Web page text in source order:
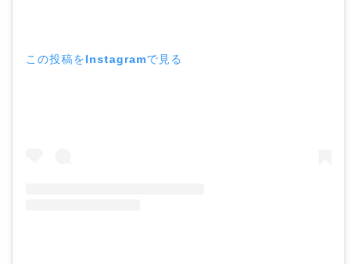
この投稿をInstagramで見る